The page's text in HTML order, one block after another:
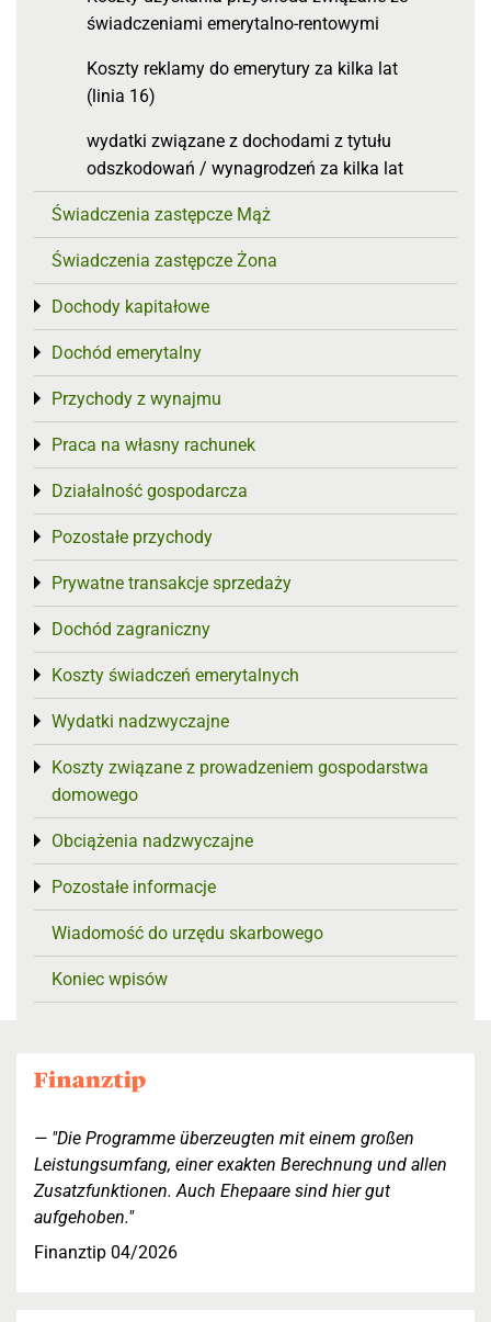
świadczeniami emerytalno-rentowymi
Koszty reklamy do emerytury za kilka lat
(linia 16)
wydatki związane z dochodami z tytułu
odszkodowań / wynagrodzeń za kilka lat
Świadczenia zastępcze Mąż
Świadczenia zastępcze Żona
Dochody kapitałowe
Toggle menu
Dochód emerytalny
Toggle menu
Przychody z wynajmu
Toggle menu
Praca na własny rachunek
Toggle menu
Działalność gospodarcza
Toggle menu
Pozostałe przychody
Toggle menu
Prywatne transakcje sprzedaży
Toggle menu
Dochód zagraniczny
Toggle menu
Koszty świadczeń emerytalnych
Toggle menu
Wydatki nadzwyczajne
Toggle menu
Koszty związane z prowadzeniem gospodarstwa
domowego
Toggle menu
Obciążenia nadzwyczajne
Toggle menu
Pozostałe informacje
Toggle menu
Wiadomość do urzędu skarbowego
Koniec wpisów
"Die Programme überzeugten mit einem großen
Leistungsumfang, einer exakten Berechnung und allen
Zusatzfunktionen. Auch Ehepaare sind hier gut
aufgehoben."
Finanztip 04/2026